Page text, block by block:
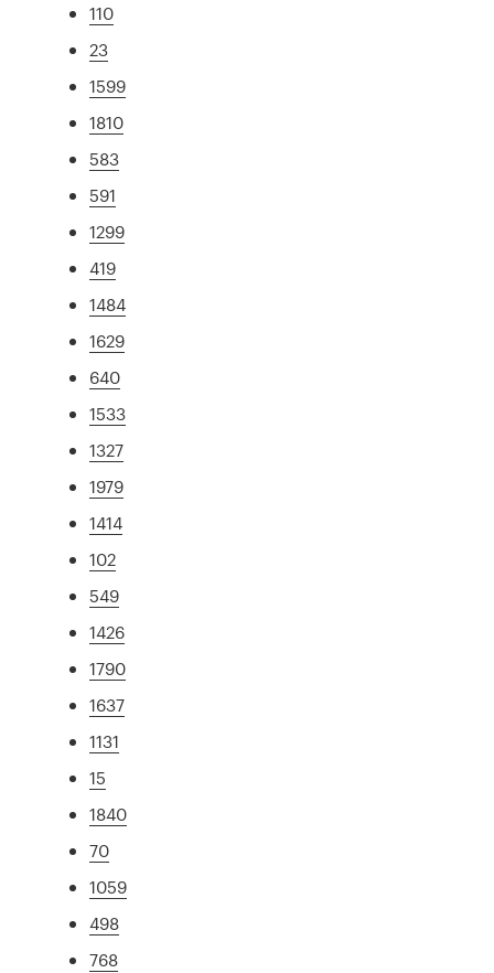
110
23
1599
1810
583
591
1299
419
1484
1629
640
1533
1327
1979
1414
102
549
1426
1790
1637
1131
15
1840
70
1059
498
768